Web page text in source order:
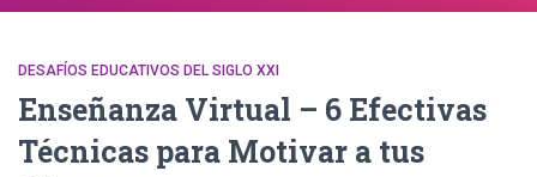
DESAFÍOS EDUCATIVOS DEL SIGLO XXI
Enseñanza Virtual – 6 Efectivas
Técnicas para Motivar a tus